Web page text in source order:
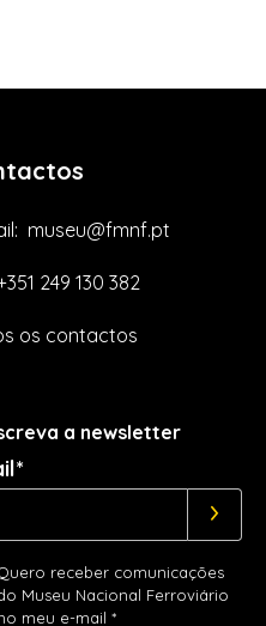
museu@fmnf.pt
249 130 382
os contactos
a newsletter
receber comunicações
Museu Nacional Ferroviário
meu e-mail *